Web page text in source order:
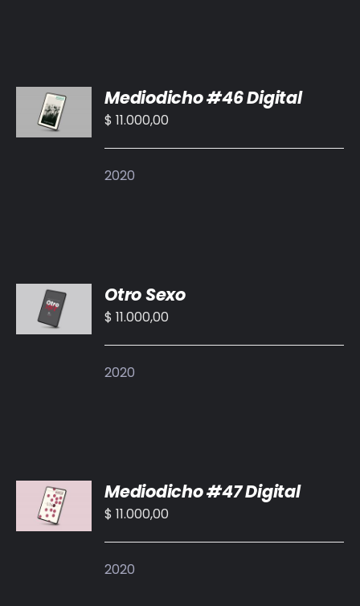
AL
CARRITO
/
Mediodicho #46 Digital
$ 11.000,00
2020
AL
CARRITO
/
Otro Sexo
$ 11.000,00
2020
AL
CARRITO
/
Mediodicho #47 Digital
$ 11.000,00
2020